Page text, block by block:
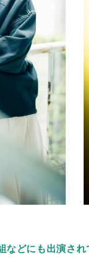
どにも出演さ